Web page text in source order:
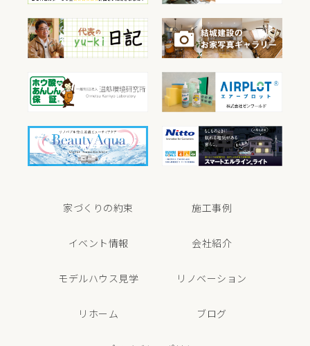
家づくりの約束 施工事例
イベント情報 会社紹介
モデルハウス見学 リノベーション
リホーム ブログ